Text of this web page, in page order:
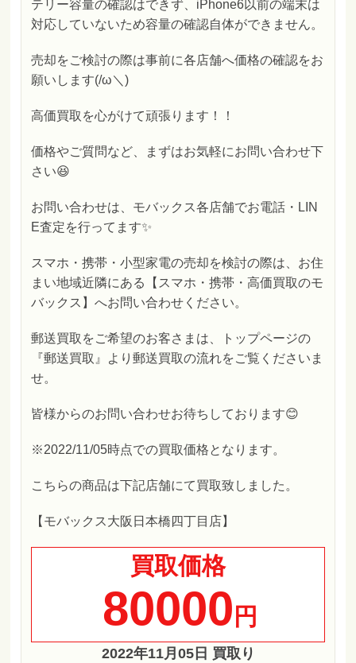
テリー容量の確認はできず、iPhone6以前の端末は
対応していないため容量の確認自体ができません。
売却をご検討の際は事前に各店舗へ価格の確認をお
願いします(/ω＼)
高価買取を心がけて頑張ります！！
価格やご質問など、まずはお気軽にお問い合わせ下
さい😆
お問い合わせは、モバックス各店舗でお電話・LIN
E査定を行ってます✨
スマホ・携帯・小型家電の売却を検討の際は、お住
まい地域近隣にある【スマホ・携帯・高価買取のモ
バックス】へお問い合わせください。
郵送買取をご希望のお客さまは、トップページの
『郵送買取』より郵送買取の流れをご覧くださいま
せ。
皆様からのお問い合わせお待ちしております😊
※2022/11/05時点での買取価格となります。
こちらの商品は下記店舗にて買取致しました。
【モバックス大阪日本橋四丁目店】
買取価格
80000 円
2022年11月05日 買取り